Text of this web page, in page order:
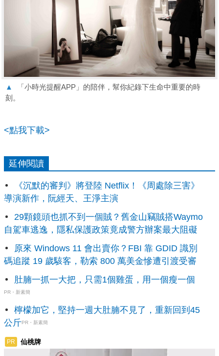
▲
「小時光提醒APP」的陪伴，幫你紀錄下生命中重要的時
刻。
<點我下載>
延伸閱讀
《沉默的審判》將登陸 Netflix！《周處除三害》
導演新作，阮經天、王淨主演
29顆鏡頭也抓不到一個賊？舊金山竊賊搭Waymo
自駕車逃逸，隱私保護政策竟成警方辦案最大阻礙
原來 Windows 11 會出賣你？FBI 靠 GDID 識別
碼追蹤 19 歲駭客，勒索 800 萬美金慘遭引渡受審
肚腩一抓一大把，只需1個雞蛋，用一個瘦一個
PR・新素簡
檸檬加它，堅持一週大肚腩不見了，重新回到45
公斤PR・新素簡
PR 仙桃牌